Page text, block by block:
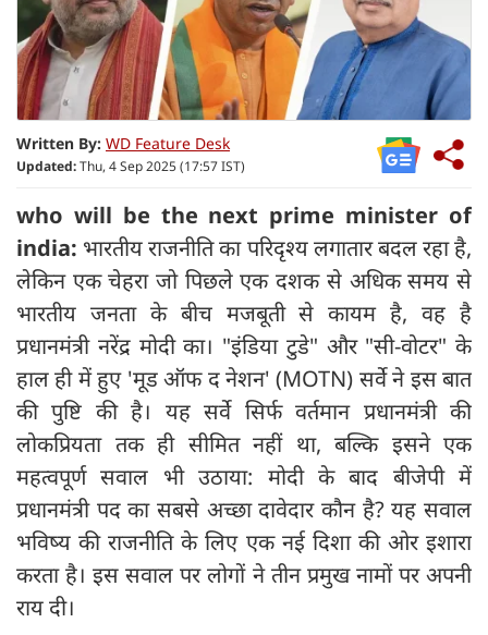
Written By: WD Feature Desk
Updated:Thu, 4 Sep 2025 (17:57 IST)
who will be the next prime minister of
india: भारतीय राजनीति का परिदृश्य लगातार बदल रहा है,
लेकिन एक चेहरा जो पिछले एक दशक से अधिक समय से
भारतीय जनता के बीच मजबूती से कायम है, वह है
प्रधानमंत्री नरेंद्र मोदी का। "इंडिया टुडे" और "सी-वोटर" के
हाल ही में हुए 'मूड ऑफ द नेशन' (MOTN) सर्वे ने इस बात
की पुष्टि की है। यह सर्वे सिर्फ वर्तमान प्रधानमंत्री की
लोकप्रियता तक ही सीमित नहीं था, बल्कि इसने एक
महत्वपूर्ण सवाल भी उठाया: मोदी के बाद बीजेपी में
प्रधानमंत्री पद का सबसे अच्छा दावेदार कौन है? यह सवाल
भविष्य की राजनीति के लिए एक नई दिशा की ओर इशारा
करता है। इस सवाल पर लोगों ने तीन प्रमुख नामों पर अपनी
राय दी।